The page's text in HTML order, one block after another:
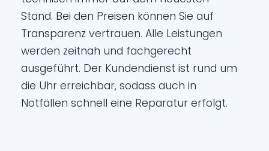
Stand. Bei den Preisen können Sie auf
Transparenz vertrauen. Alle Leistungen
werden zeitnah und fachgerecht
ausgeführt. Der Kundendienst ist rund um
die Uhr erreichbar, sodass auch in
Notfällen schnell eine Reparatur erfolgt.